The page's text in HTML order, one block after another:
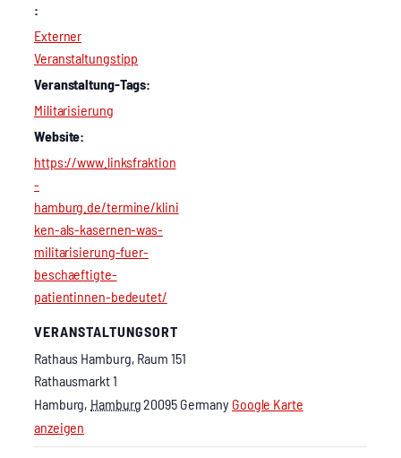
:
Externer
Veranstaltungstipp
Veranstaltung-Tags:
Militarisierung
Website:
https://www.linksfraktion
-
hamburg.de/termine/klini
ken-als-kasernen-was-
militarisierung-fuer-
beschaeftigte-
patientinnen-bedeutet/
VERANSTALTUNGSORT
Rat­haus Ham­burg, Raum 151
Rathausmarkt 1
Hamburg, Hamburg20095 Germany Google Karte
anzeigen